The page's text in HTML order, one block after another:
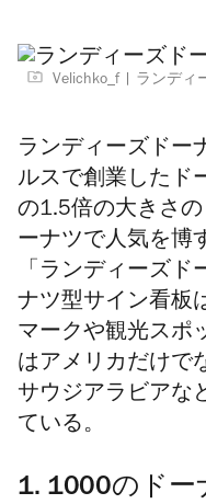
Velichko_f ランディ
ランディーズドー
ルスで創業したド
の1.5倍の大きさの
ーナツで人気を博
「 ランディーズド
ナツ型サイン看板
マークや観光スポ
はアメリカだけで
サウジアラビアな
ている。
1. 1000のドー